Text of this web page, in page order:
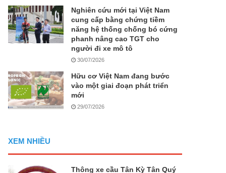
Nghiên cứu mới tại Việt Nam
cung cấp bằng chứng tiềm
năng hệ thống chống bó cứng
phanh nâng cao TGT cho
người đi xe mô tô
30/07/2026
Hữu cơ Việt Nam đang bước
vào một giai đoạn phát triển
mới
29/07/2026
XEM NHIỀU
Thông xe cầu Tân Kỳ Tân Quý